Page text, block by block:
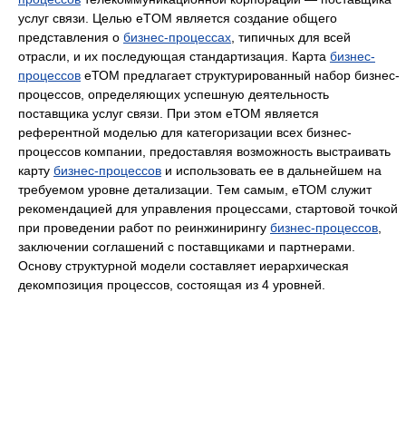
услуг связи. Целью eTOM является создание общего
представления о бизнес-процессах, типичных для всей
отрасли, и их последующая стандартизация. Карта бизнес-
процессов еТОМ предлагает структурированный набор бизнес-
процессов, определяющих успешную деятельность
поставщика услуг связи. При этом еТОМ является
референтной моделью для категоризации всех бизнес-
процессов компании, предоставляя возможность выстраивать
карту бизнес-процессов и использовать ее в дальнейшем на
требуемом уровне детализации. Тем самым, еТОМ служит
рекомендацией для управления процессами, стартовой точкой
при проведении работ по реинжинирингу бизнес-процессов,
заключении соглашений с поставщиками и партнерами.
Основу структурной модели составляет иерархическая
декомпозиция процессов, состоящая из 4 уровней.